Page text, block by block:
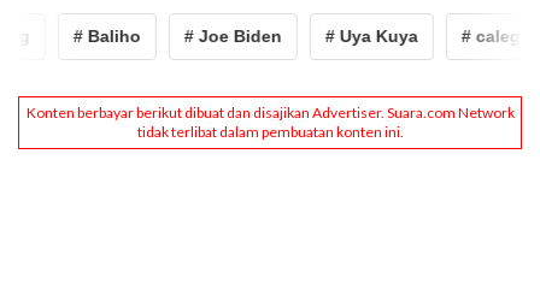
# Baliho # Joe Biden # Uya Kuya # caleg